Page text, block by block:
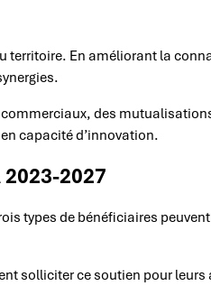
territoire. En améliorant la
des
capacité d’innovation.
2027
types de bénéficiaires
solliciter ce soutien pour